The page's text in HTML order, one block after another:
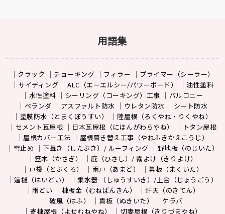
用語集
クラック チョーキング フィラー
プライマー（シーラー）
サイディング
ALC（エーエルシー/パワーボード）
油性塗料
水性塗料
シーリング（コーキング）工事
バルコニー
ベランダ
アスファルト防水 ウレタン防水
シート防水
塗膜防水（とまくぼうすい）
陸屋根（ろくやね・りくやね）
セメント瓦屋根
日本瓦屋根（にほんがわらやね）
トタン屋根
屋根カバー工法
屋根葺き替え工事（やねふきかえこうじ）
雪止め
下葺き（したぶき）/ ルーフィング
野地板（のじいた）
笠木（かさぎ）
庇（ひさし）/ 霧よけ（きりよけ）
戸袋（とぶくろ）
雨戸（あまど）
幕板（まくいた）
這樋（はいどい）
集水器 （しゅうすいき）/上合（じょうごう）
雨どい
棟板金（むねばんきん）
軒天（のきてん）
破風（はふ）
貫板（ぬきいた）
ケラバ
寄棟屋根（よせむねやね）
切妻屋根（きりづまやね）